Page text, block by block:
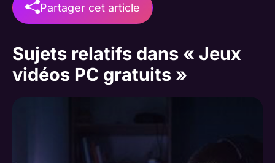
Partager cet article
Sujets relatifs dans « Jeux
vidéos PC gratuits »